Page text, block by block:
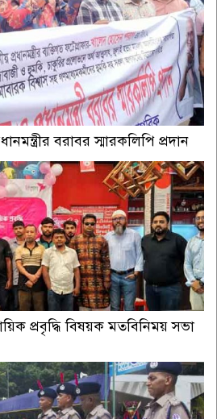
বরাবর স্মারকলিপি প্রদান
প্রবৃদ্ধি বিষয়ক মতবিনিময় সভা